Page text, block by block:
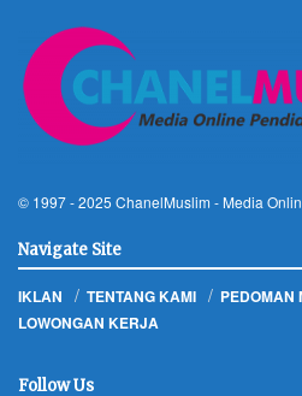
© 1997 - 2025 ChanelMuslim - Media
Navigate Site
IKLAN TENTANG KAMI PEDOMAN
LOWONGAN KERJA
Follow Us